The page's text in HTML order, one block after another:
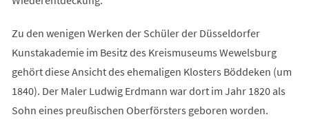
Zu den wenigen Werken der Schüler der Düsseldorfer
Kunstakademie im Besitz des Kreismuseums Wewelsburg
gehört diese Ansicht des ehemaligen Klosters Böddeken (um
1840). Der Maler Ludwig Erdmann war dort im Jahr 1820 als
Sohn eines preußischen Oberförsters geboren worden.